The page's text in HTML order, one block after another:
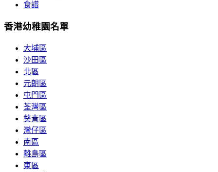
食譜
香港幼稚園名單
大埔區
沙田區
北區
元朗區
屯門區
荃灣區
葵青區
灣仔區
南區
離島區
東區